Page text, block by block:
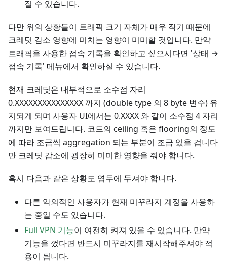
질 수 있습니다.
다만 위의 상황들이 트래픽 크기 자체가 매우 작기 때문에
크레딧 감소 영향에 미치는 영향이 미미할 것입니다. 만약
트래픽을 사용한 접속 기록을 확인하고 싶으시다면 '상태 →
접속 기록' 메뉴에서 확인하실 수 있습니다.
현재 크레딧은 내부적으로 소수점 자리
0.XXXXXXXXXXXXXXX 까지 (double type 의 8 byte 변수) 유
지되게 되며 사용자 UI에서는 0.XXXX 와 같이 소수점 4 자리
까지만 보여드립니다. 코드의 ceiling 혹은 flooring의 정도
에 따라 조금씩 aggregation 되는 부분이 조금 있을 겁니다
만 크레딧 감소에 굉장히 미미한 영향을 줘야 합니다.
혹시 다음과 같은 상황도 염두에 두셔야 합니다.
다른 악의적인 사용자가 현재 미꾸라지 계정을 사용하
는 중일 수도 있습니다.
Full VPN 기능이 여전히 켜져 있을 수 있습니다. 만약
기능을 껐다면 반드시 미꾸라지를 재시작해주셔야 적
용이 됩니다.